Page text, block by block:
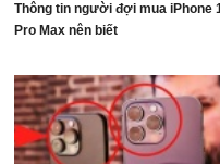
Thông tin người đợi mua iPhone
Pro Max nên biết